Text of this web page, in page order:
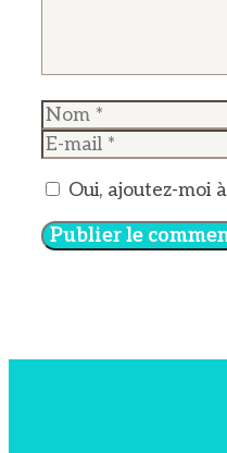
Nom
Oui, ajoutez-moi